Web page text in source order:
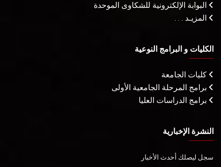
البوابة الإلكترونية للشكاوى الموحدة
المزيـد . . .
الكليات و البرامج النوعية
كليات الجامعة
برامج المرحلة الجامعية الأولى
برامج الدراسات العليا
النشرة الإخبارية
سجل ليصلك أحدث الأخبار